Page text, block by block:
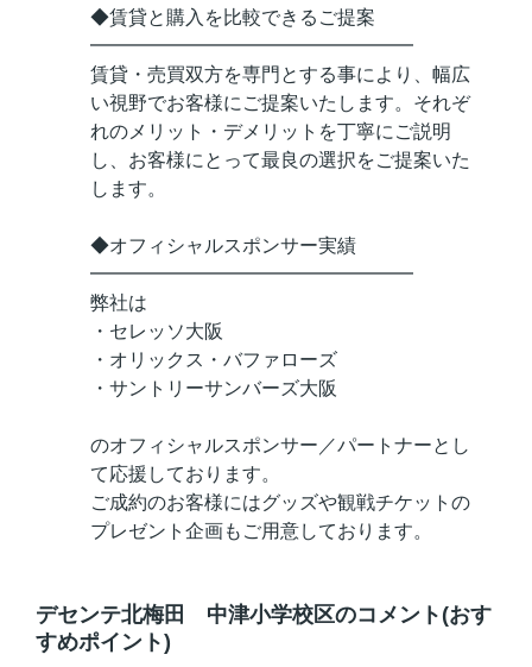
◆賃貸と購入を比較できるご提案
━━━━━━━━━━━━━━━━━
賃貸・売買双方を専門とする事により、幅広
い視野でお客様にご提案いたします。それぞ
れのメリット・デメリットを丁寧にご説明
し、お客様にとって最良の選択をご提案いた
します。
◆オフィシャルスポンサー実績
━━━━━━━━━━━━━━━━━
弊社は
・セレッソ大阪
・オリックス・バファローズ
・サントリーサンバーズ大阪
のオフィシャルスポンサー／パートナーとし
て応援しております。
ご成約のお客様にはグッズや観戦チケットの
プレゼント企画もご用意しております。
デセンテ北梅田 中津小学校区のコメント(おす
すめポイント)